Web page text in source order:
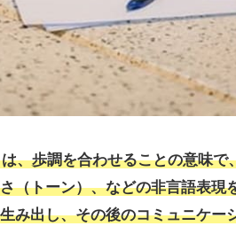
、歩調を合わせることの意味で
（トーン）、などの非言語表現
み出し、その後のコミュニケー